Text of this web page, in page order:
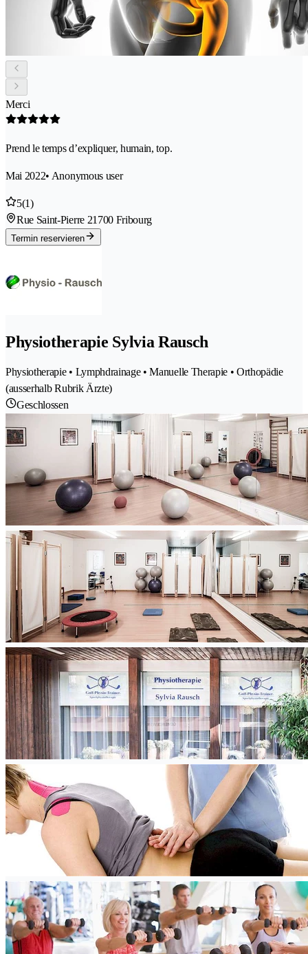
Merci
Prend le temps d’expliquer, humain, top.
Mai 2022• Anonymous user
5(1)
Rue Saint-Pierre 21700 Fribourg
Termin reservieren
Physiotherapie Sylvia Rausch
Physiotherapie • Lymphdrainage • Manuelle Therapie • Orthopädie
(ausserhalb Rubrik Ärzte)
Geschlossen